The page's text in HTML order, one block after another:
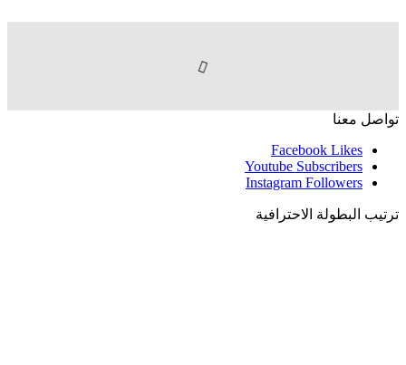
تواصل معنا
Facebook Likes
Youtube Subscribers
Instagram Followers
ترتيب البطولة الاحترافية